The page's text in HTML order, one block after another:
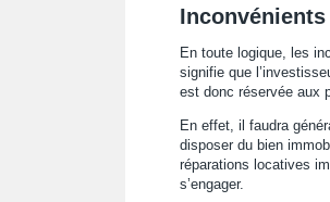
En toute logique, les
signifie que
est donc réservée aux
En effet, il faudra
disposer du bien
réparations locatives
s’engager.